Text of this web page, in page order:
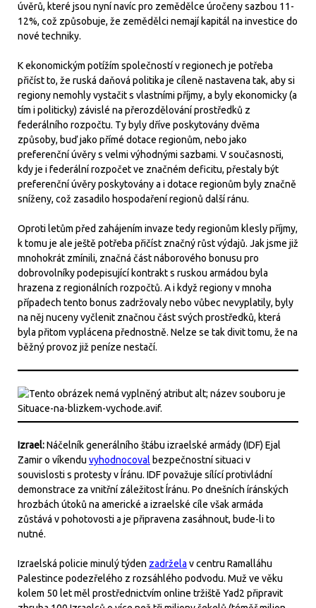
úvěrů, které jsou nyní navíc pro zemědělce úročeny sazbou 11-
12%, což způsobuje, že zemědělci nemají kapitál na investice do
nové techniky.
K ekonomickým potížím společností v regionech je potřeba
přičíst to, že ruská daňová politika je cíleně nastavena tak, aby si
regiony nemohly vystačit s vlastními příjmy, a byly ekonomicky (a
tím i politicky) závislé na přerozdělování prostředků z
federálního rozpočtu. Ty byly dříve poskytovány dvěma
způsoby, buď jako přímé dotace regionům, nebo jako
preferenční úvěry s velmi výhodnými sazbami. V současnosti,
kdy je i federální rozpočet ve značném deficitu, přestaly být
preferenční úvěry poskytovány a i dotace regionům byly značně
sníženy, což zasadilo hospodaření regionů další ránu.
Oproti letům před zahájením invaze tedy regionům klesly příjmy,
k tomu je ale ještě potřeba přičíst značný růst výdajů. Jak jsme již
mnohokrát zmínili, značná část náborového bonusu pro
dobrovolníky podepisující kontrakt s ruskou armádou byla
hrazena z regionálních rozpočtů. A i když regiony v mnoha
případech tento bonus zadržovaly nebo vůbec nevyplatily, byly
na něj nuceny vyčlenit značnou část svých prostředků, která
byla přitom vyplácena přednostně. Nelze se tak divit tomu, že na
běžný provoz již peníze nestačí.
Izrael:Náčelník generálního štábu izraelské armády (IDF) Ejal
Zamir o víkendu vyhodnocoval bezpečnostní situaci v
souvislosti s protesty v Íránu. IDF považuje sílící protivládní
demonstrace za vnitřní záležitost Íránu. Po dnešních íránských
hrozbách útoků na americké a izraelské cíle však armáda
zůstává v pohotovosti a je připravena zasáhnout, bude-li to
nutné.
Izraelská policie minulý týden zadržela v centru Ramalláhu
Palestince podezřelého z rozsáhlého podvodu. Muž ve věku
kolem 50 let měl prostřednictvím online tržiště Yad2 připravit